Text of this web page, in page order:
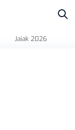
Jaiak 2026